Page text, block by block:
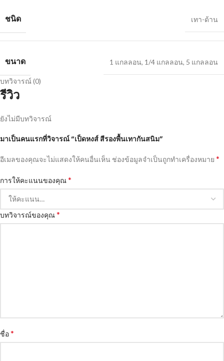
ชนิด เทา-ด้าน
ขนาด 1 แกลลอน, 1/4 แกลลอน, 5 แกลลอน
บทวิจารณ์ (0)
รีวิว
ยังไม่มีบทวิจารณ์
มาเป็นคนแรกที่วิจารณ์ “เป็ดหงส์ สีรองพื้นเทากันสนิม”
อีเมลของคุณจะไม่แสดงให้คนอื่นเห็น ช่องข้อมูลจำเป็นถูกทำเครื่องหมาย *
การให้คะแนนของคุณ*
บทวิจารณ์ของคุณ*
ชื่อ*